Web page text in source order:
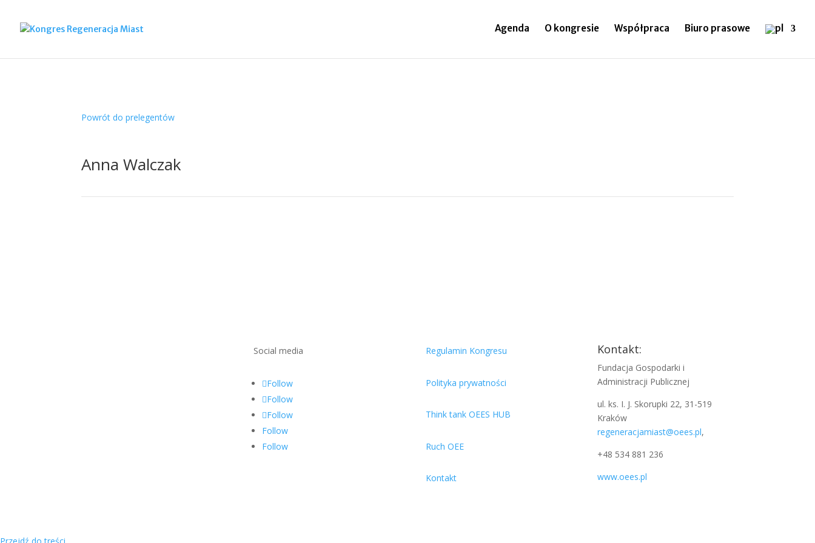
Agenda O kongresie Współpraca Biuro prasowe
Powrót do prelegentów
Anna Walczak
Social media
Follow
Follow
Follow
Follow
Follow
Regulamin Kongresu
Polityka prywatności
Think tank OEES HUB
Ruch OEE
Kontakt
Kontakt:
Fundacja Gospodarki i
Administracji Publicznej
ul. ks. I. J. Skorupki 22, 31-519
Kraków
regeneracjamiast@oees.pl,
+48 534 881 236
www.oees.pl